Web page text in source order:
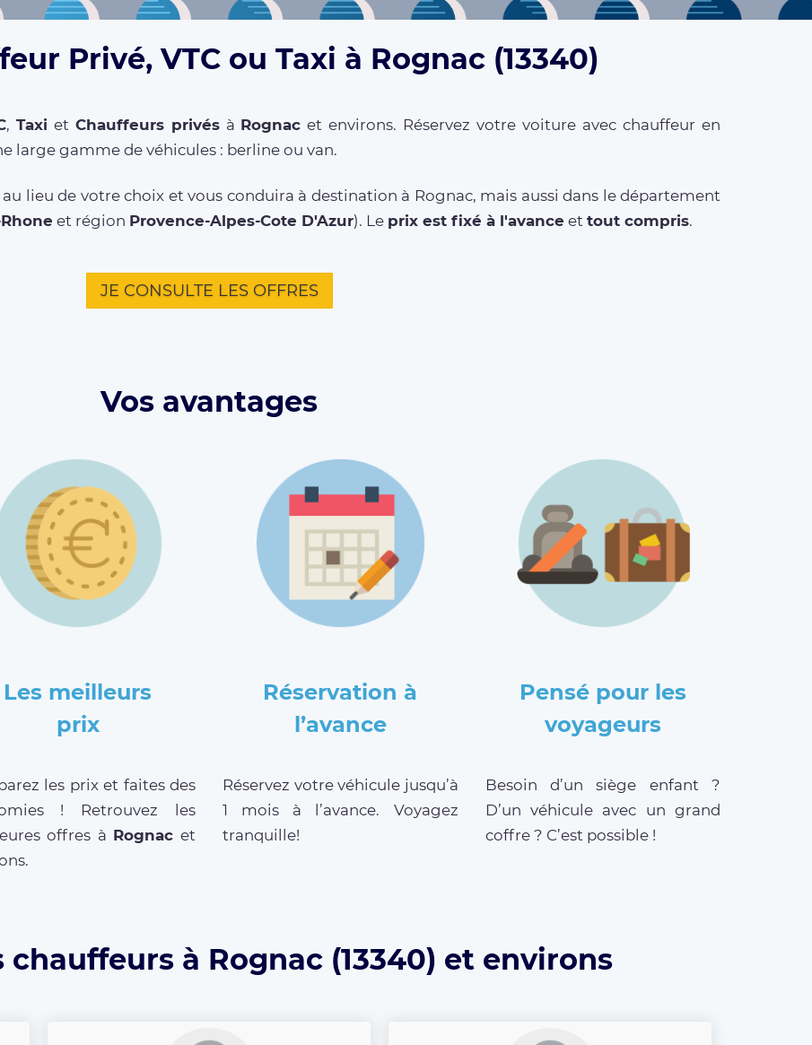
Privé, VTC ou Taxi à Rognac (13340)
, Taxi et Chauffeurs privésà Rognac et environs. Réservez votre voiture avec chauffeur en
large gamme de véhicules : berline ou van.
lieu de votre choix et vous conduira à destination à Rognac, mais aussi dans le département
et région Provence-Alpes-Cote D'Azur). Le prix est fixé à l'avance et tout compris.
JE CONSULTE LES OFFRES
Vos avantages
Les meilleurs
prix
les prix et faites des
! Retrouvez les
offres à Rognac et
Réservation à
l’avance
Réservez votre véhicule jusqu’à
1 mois à l’avance. Voyagez
tranquille!
Pensé pour les
voyageurs
Besoin d’un siège enfant ?
D’un véhicule avec un grand
coffre ? C’est possible !
chauffeurs à Rognac (13340) et environs